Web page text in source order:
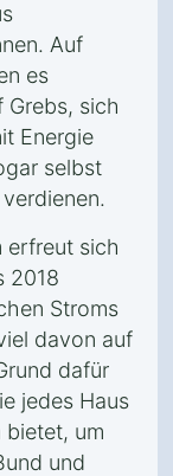
Auf
es
Grebs, sich
Energie
selbst
erfreut sich
2018
Stroms
davon auf
dafür
jedes Haus
bietet, um
und